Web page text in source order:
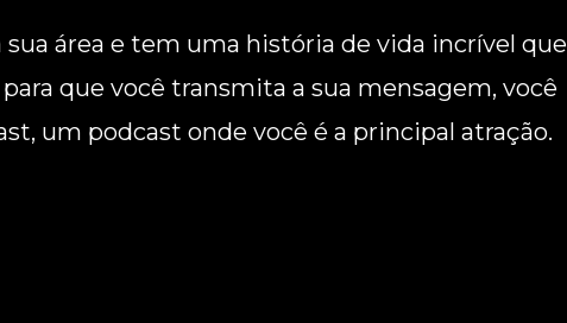
área e tem uma história de vida incrível que
que você transmita a sua mensagem, você
um podcast onde você é a principal atração.